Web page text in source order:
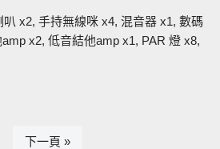
x2, 手持無線咪 x4, 混音器 x1, 數碼
x2, 低音結他amp x1, PAR 燈 x8,
下一頁 »